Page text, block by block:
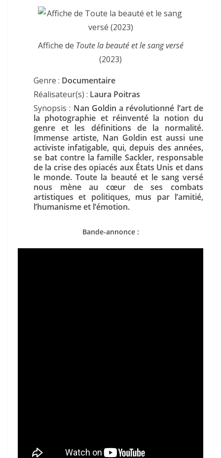
Affiche de Toute la beauté et le sang versé
(2023)
Genre : Documentaire
Réalisateur(s) : Laura Poitras
Synopsis : Nan Goldin a révolutionné l’art de
la photographie et réinventé la notion du
genre et les définitions de la normalité.
Immense artiste, Nan Goldin est aussi une
activiste infatigable, qui, depuis des années,
se bat contre la famille Sackler, responsable
de la crise des opiacés aux États Unis et dans
le monde. Toute la beauté et le sang versé
nous mène au cœur de ses combats
artistiques et politiques, mus par l’amitié,
l’humanisme et l’émotion.
Bande-annonce :